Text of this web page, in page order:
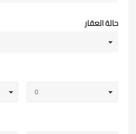
حالة العقار
0